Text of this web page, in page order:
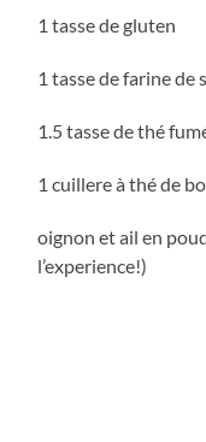
1 tasse de gluten
1 tasse de farine de
1.5 tasse de thé
1 cuillere à thé de
oignon et ail en
l’experience!)